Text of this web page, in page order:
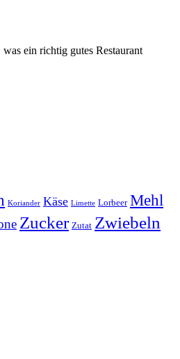
ein richtig gutes Restaurant
Koriander Käse Limette Lorbeer Mehl
Zucker Zutat Zwiebeln